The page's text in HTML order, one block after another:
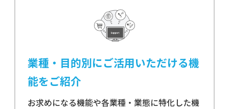
業種・目的別にご活用いただける機
能をご紹介
お求めになる機能や各業種・業態に特化した機